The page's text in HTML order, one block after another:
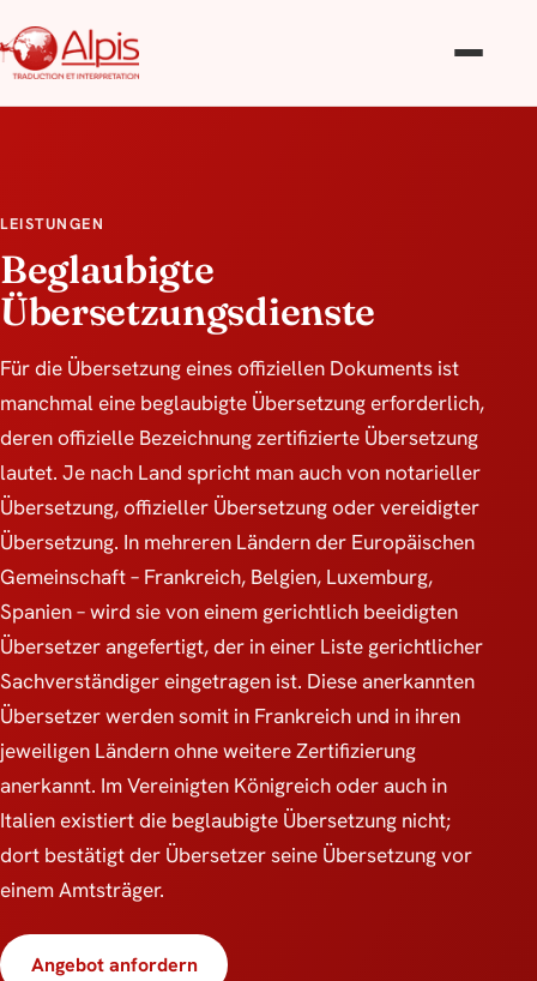
LEISTUNGEN
Beglaubigte
Übersetzungsdienste
Für die Übersetzung eines offiziellen Dokuments ist
manchmal eine beglaubigte Übersetzung erforderlich,
deren offizielle Bezeichnung zertifizierte Übersetzung
lautet. Je nach Land spricht man auch von notarieller
Übersetzung, offizieller Übersetzung oder vereidigter
Übersetzung. In mehreren Ländern der Europäischen
Gemeinschaft – Frankreich, Belgien, Luxemburg,
Spanien – wird sie von einem gerichtlich beeidigten
Übersetzer angefertigt, der in einer Liste gerichtlicher
Sachverständiger eingetragen ist. Diese anerkannten
Übersetzer werden somit in Frankreich und in ihren
jeweiligen Ländern ohne weitere Zertifizierung
anerkannt. Im Vereinigten Königreich oder auch in
Italien existiert die beglaubigte Übersetzung nicht;
dort bestätigt der Übersetzer seine Übersetzung vor
einem Amtsträger.
Angebot anfordern